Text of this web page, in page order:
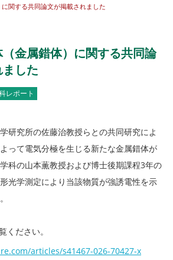
関する共同論文が掲載されました
金属錯体）に関する共同論
した
レポート
研究所の佐藤治教授らとの共同研究によ
って電気分極を生じる新たな金属錯体が
科の山本薫教授および博士後期課程3年の
光学測定により当該物質が強誘電性を示
ください。
articles/s41467-026-70427-x